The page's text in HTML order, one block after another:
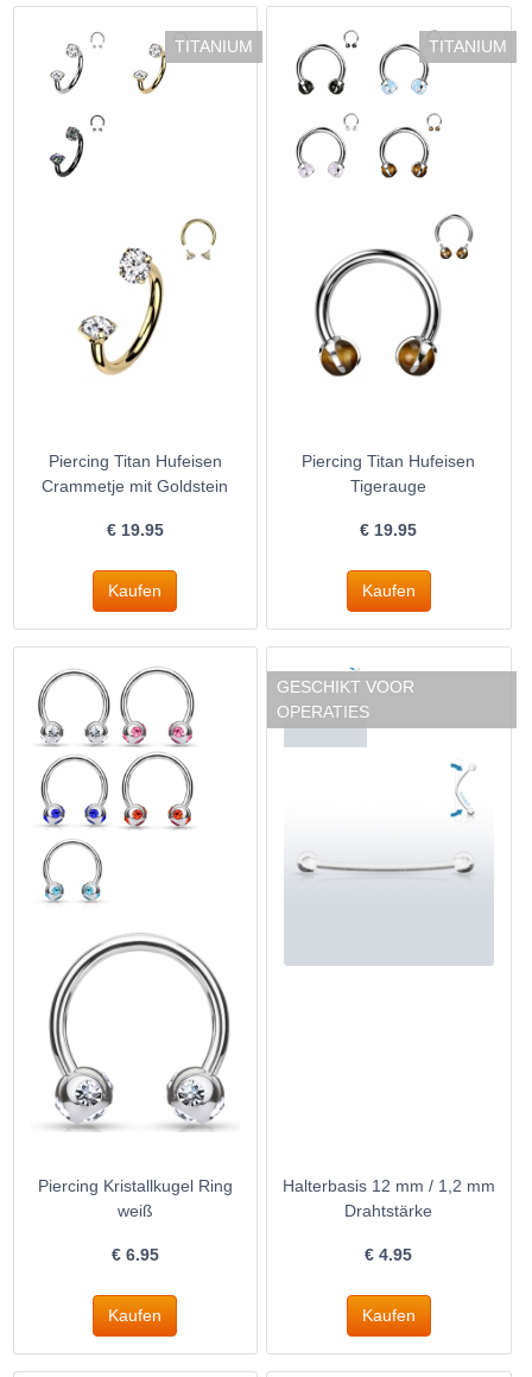
TITANIUM
Piercing Titan Hufeisen
Crammetje mit Goldstein
€ 19.95
TITANIUM
Piercing Titan Hufeisen
Tigerauge
€ 19.95
Piercing Kristallkugel Ring
weiß
€ 6.95
GESCHIKT VOOR
OPERATIES
Halterbasis 12 mm / 1,2 mm
Drahtstärke
€4.95